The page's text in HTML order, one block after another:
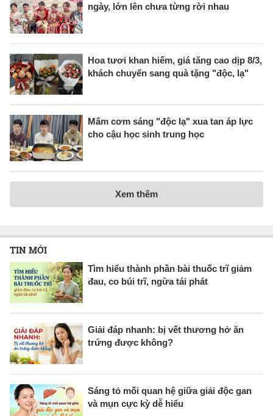
ngày, lớn lên chưa từng rời nhau
Hoa tươi khan hiếm, giá tăng cao dịp 8/3,
khách chuyển sang quà tặng "độc, lạ"
Mâm cơm sáng "độc lạ" xua tan áp lực
cho cậu học sinh trung học
Xem thêm
TIN MỚI
Tìm hiểu thành phần bài thuốc trĩ giảm
đau, co búi trĩ, ngừa tái phát
Giải đáp nhanh: bị vết thương hở ăn
trứng được không?
Sáng tỏ mối quan hệ giữa giải độc gan
và mụn cực kỳ dễ hiểu